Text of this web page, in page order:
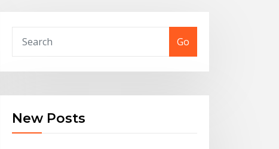
Go
New Posts